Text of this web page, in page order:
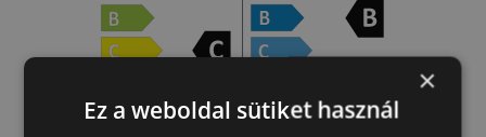
×
Ez a weboldal sütiket használ